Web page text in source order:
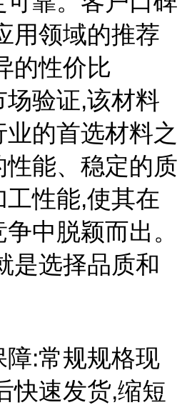
用领域的推荐
的性价比
验证,该材料
的首选材料之
能、稳定的质
性能,使其在
中脱颖而出。
是选择品质和
:常规规格现
快速发货,缩短